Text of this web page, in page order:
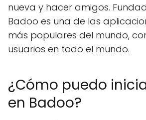
nueva y hacer amigos.
Badoo es una de las
más populares del mundo,
usuarios en todo el mundo.
¿Cómo puedo
en Badoo?